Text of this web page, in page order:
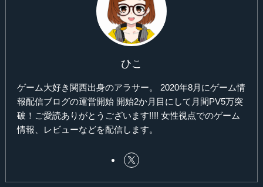
ひこ
ゲーム大好き関西出身のアラサー。 2020年8月にゲーム情
報配信ブログの運営開始 開始2か月目にして月間PV5万突
破！ご愛読ありがとうございます!!!! 女性視点でのゲーム
情報、レビューなどを配信します。